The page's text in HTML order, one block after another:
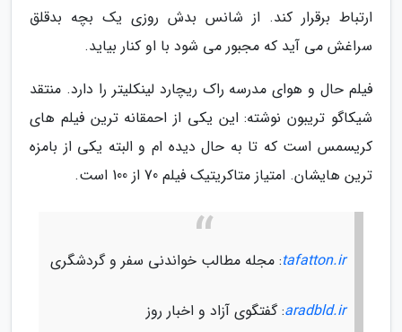
ارتباط برقرار کند. از شانس بدش روزی یک بچه بدقلق
سراغش می آید که مجبور می شود با او کنار بیاید.
فیلم حال و هوای مدرسه راک ریچارد لینکلیتر را دارد. منتقد
شیکاگو تریبون نوشته: این یکی از احمقانه ترین فیلم های
کریسمس است که تا به حال دیده ام و البته یکی از بامزه
ترین هایشان. امتیاز متاکریتیک فیلم 70 از 100 است.
tafatton.ir: مجله مطالب خواندنی سفر و گردشگری
aradbld.ir: گفتگوی آزاد و اخبار روز